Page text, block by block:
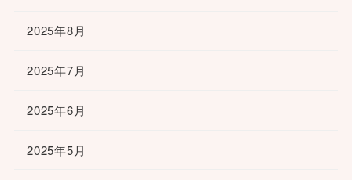
2025年8月
2025年7月
2025年6月
2025年5月